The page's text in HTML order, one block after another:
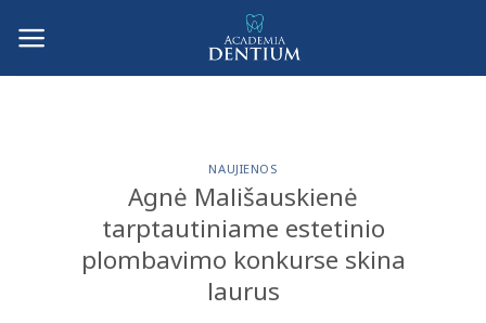
NAUJIENOS
Agnė Mališauskienė
tarptautiniame estetinio
plombavimo konkurse skina
laurus